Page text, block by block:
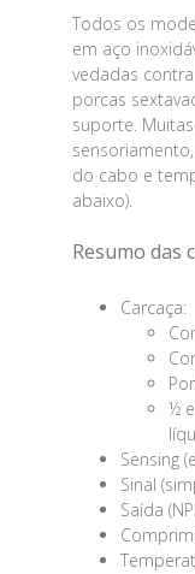
Todos os
em aço
vedadas
porcas
suporte.
do cabo e
abaixo).
Resumo das
Carcaça:
½
Sensing
Sinal
Saída